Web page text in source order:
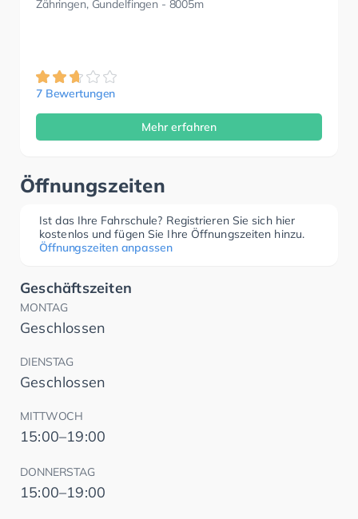
Zähringen, Gundelfingen - 8005m
7 Bewertungen
Mehr erfahren
Öffnungszeiten
Ist das Ihre Fahrschule? Registrieren Sie sich hier
kostenlos und fügen Sie Ihre Öffnungszeiten hinzu.
Öffnungszeiten anpassen
Geschäftszeiten
MONTAG
Geschlossen
DIENSTAG
Geschlossen
MITTWOCH
15:00–19:00
DONNERSTAG
15:00–19:00